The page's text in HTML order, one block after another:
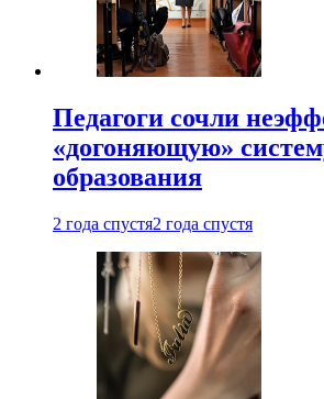
Педагоги сочли
«догоняющую»
образования
2 года спустя2 года спустя